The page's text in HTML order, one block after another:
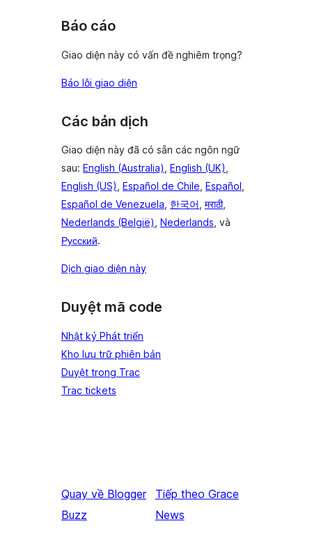
Báo cáo
Giao diện này có vấn đề nghiêm trọng?
Báo lỗi giao diện
Các bản dịch
Giao diện này đã có sẵn các ngôn ngữ
sau: English (Australia), English (UK),
English (US), Español de Chile, Español,
Español de Venezuela, 한국어, मराठी,
Nederlands (België), Nederlands, và
Русский.
Dịch giao diện này
Duyệt mã code
Nhật ký Phát triển
Kho lưu trữ phiên bản
Duyệt trong Trac
Trac tickets
Quay về Blogger
Buzz
Tiếp theo Grace
News